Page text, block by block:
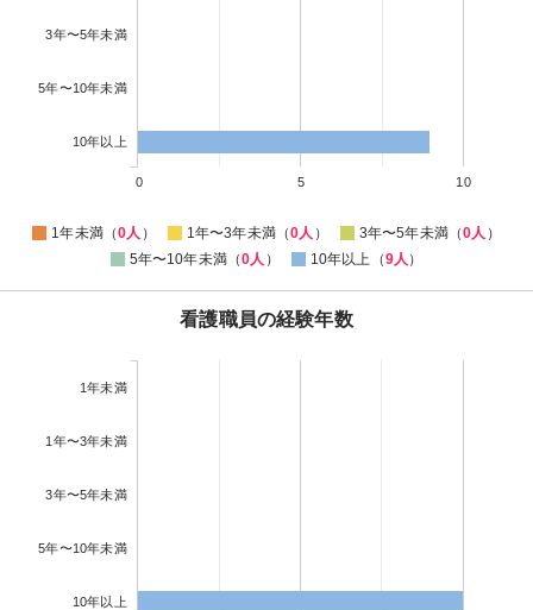
3年〜5年未満
5年〜10年未満
10年以上
0 5 10
1年未満（0人 ） 1年〜3年未満（0人 ） 3年〜5年未満（0人 ）
5年〜10年未満（0人 ） 10年以上（9人 ）
看護職員の経験年数
1年未満
1年〜3年未満
3年〜5年未満
5年〜10年未満
10年以上